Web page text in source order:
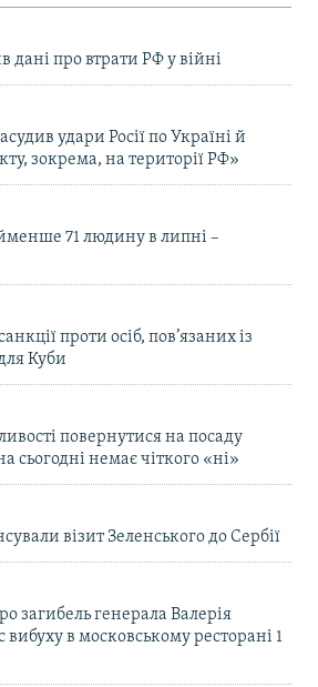
дані про втрати РФ у війні
удари Росії по Україні й
зокрема, на території РФ»
71 людину в липні –
проти осіб, пов’язаних із
Куби
повернутися на посаду
сьогодні немає чіткого «ні»
візит Зеленського до Сербії
загибель генерала Валерія
в московському ресторані 1